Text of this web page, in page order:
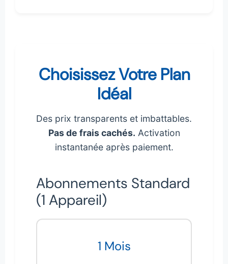
Choisissez Votre Plan
Idéal
Des prix transparents et imbattables.
Pas de frais cachés. Activation
instantanée après paiement.
Abonnements Standard
(1 Appareil)
1 Mois